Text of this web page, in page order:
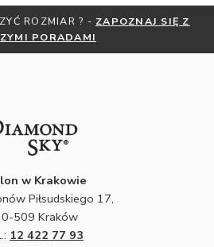
ROZMIAR ? - ZAPOZNAJ SIĘ Z
PORADAMI
w Krakowie
Piłsudskiego 17,
509 Kraków
12 422 77 93